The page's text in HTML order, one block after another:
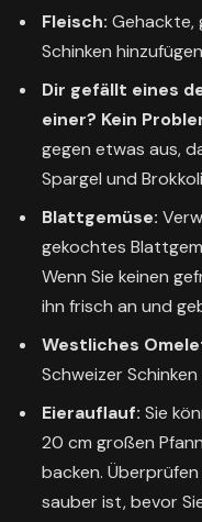
Fleisch: Gehackte,
Schinken
Dir gefällt eines
einer? Kein
gegen etwas aus,
Spargel und
Blattgemüse:
gekochtes
Wenn Sie keinen
ihn frisch an und
Westliches
Schweizer
Eierauflauf: Sie
20 cm großen
backen.
sauber ist, bevor